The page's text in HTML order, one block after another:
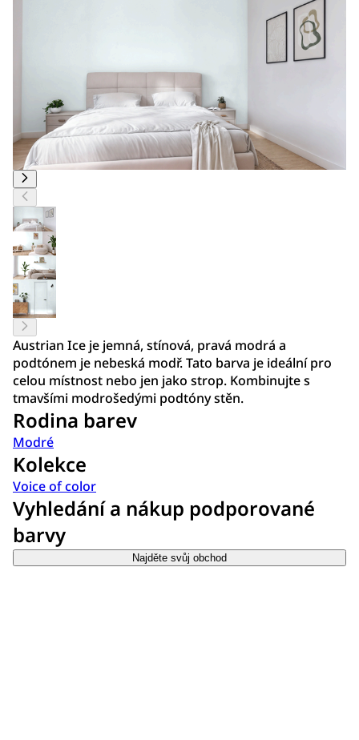
Austrian Ice je jemná, stínová, pravá modrá a
podtónem je nebeská modř. Tato barva je ideální pro
celou místnost nebo jen jako strop. Kombinujte s
tmavšími modrošedými podtóny stěn.
Rodina barev
Modré
Kolekce
Voice of color
Vyhledání a nákup podporované
barvy
Najděte svůj obchod